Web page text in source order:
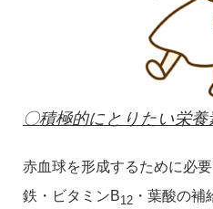
〇積極的にとりたい栄養
赤血球を形成するために必
鉄・ビタミンB12・葉酸の補